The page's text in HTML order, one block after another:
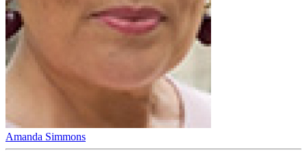
Amanda Simmons